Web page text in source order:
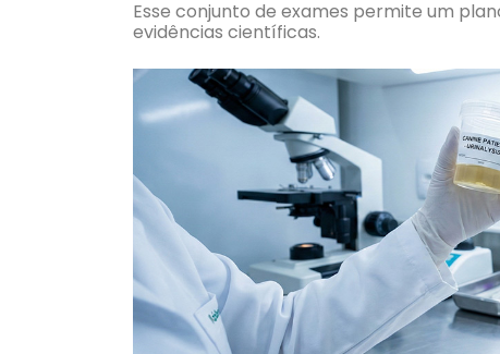
Esse conjunto de exames permite um
evidências científicas.